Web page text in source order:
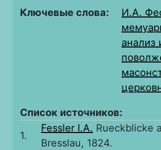
Ключевые слова:
И.А.
анализ
Список источников:
1.
Fessler I.A. Rueckblicke
Bresslau, 1824.